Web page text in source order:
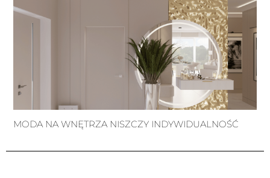
MODA NA WNĘTRZA NISZCZY INDYWIDUALNOŚĆ